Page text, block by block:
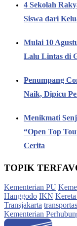
4 Sekolah
Siswa dari
Mulai 10
Lalu Lintas di
Penumpang
Naik, Dipicu
Menikmati
“Open Top
Cerita
TOPIK
Kementerian PU
Hanggodo IKN
Transjakarta
Kementerian